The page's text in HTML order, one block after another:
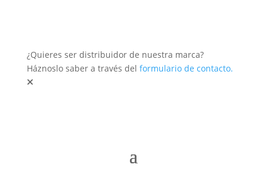
¿Quieres ser distribuidor de nuestra marca?
Háznoslo saber a través del formulario de contacto.